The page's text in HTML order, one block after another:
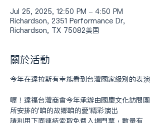
Jul 25, 2025, 12:50 PM – 4:50 PM
Richardson, 2351 Performance Dr,
Richardson, TX 75082美国
關於活動
今年在達拉斯有幸能看到台灣國家級別的表演
喔！達福台灣商會今年承辦由國慶文化訪問團
所安排的'咱的故鄉咱的愛'精彩演出
請利用下面連結索取免費入場門票，數量有